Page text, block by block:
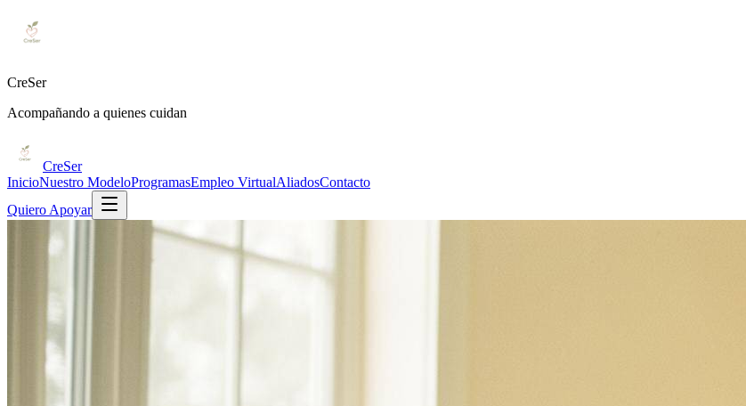
CreSer
Acompañando a quienes cuidan
CreSer
InicioNuestro ModeloProgramasEmpleo VirtualAliadosContacto
Quiero Apoyar